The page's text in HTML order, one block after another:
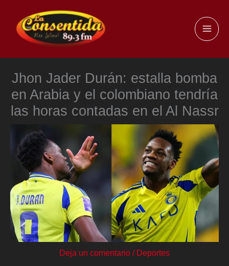
contenido
Jhon Jader Durán: estalla bomba
en Arabia y el colombiano tendría
las horas contadas en el Al Nassr
Deja un comentario / Deportes